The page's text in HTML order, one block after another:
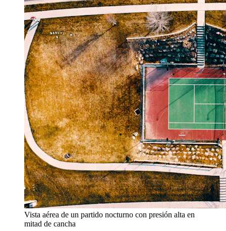
Vista aérea de un partido nocturno con presión alta en
mitad de cancha